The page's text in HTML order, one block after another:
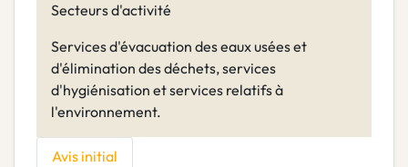
Secteurs d'activité
Services d'évacuation des eaux usées et
d'élimination des déchets, services
d'hygiénisation et services relatifs à
l'environnement.
Avis initial